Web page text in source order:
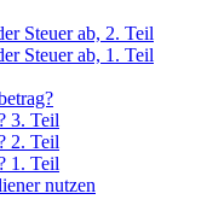
Steuer ab, 2. Teil
Steuer ab, 1. Teil
3. Teil
2. Teil
1. Teil
nutzen